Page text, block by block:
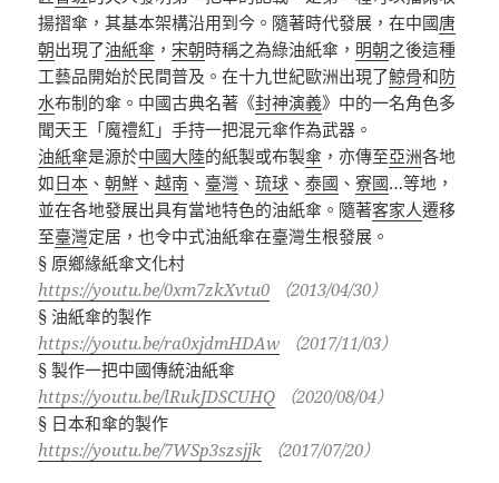
揚摺傘，其基本架構沿用到今。隨著時代發展，在中國唐
朝出現了油紙傘 ， 宋朝時稱之為綠油紙傘， 明朝之後這種
工藝品開始於民間普及。在十九世紀歐洲出現了鯨骨和防
水布制的傘。中國古典名著《封神演義》中的一名角色多
聞天王「魔禮紅」手持一把混元傘作為武器。
油紙傘是源於中國大陸的紙製或布製傘 ，亦傳至亞洲各地
如日本 、朝鮮 、越南 、 臺灣 、琉球 、泰國 、寮國…等地，
並在各地發展出具有當地特色的油紙傘。隨著客家人遷移
至臺灣定居，也令中式油紙傘在臺灣生根發展。
§ 原鄉緣紙傘文化村
https://youtu.be/0xm7zkXvtu0
（2013/04/30）
§油紙傘的製作
https://youtu.be/ra0xjdmHDAw
（2017/11/03）
§製作一把中國傳統油紙傘
https://youtu.be/lRukJDSCUHQ （2020/08/04）
§ 日本和傘的製作
https://youtu.be/7WSp3szsjjk
（2017/07/20）